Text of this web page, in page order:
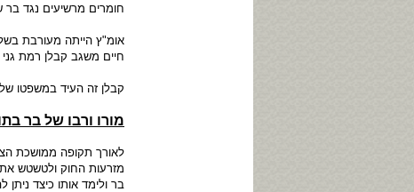
חומרים מרשיעים נגד בר
אומ"ץ הייתה מעורבת
חיים משגב קבלן רמת
קבלן זה העיד במשפטו
מורו ורבו של בר
לאורך תקופה ממושכת
מזרעות החוק ולטשטש
בר ולימד אותו כיצד